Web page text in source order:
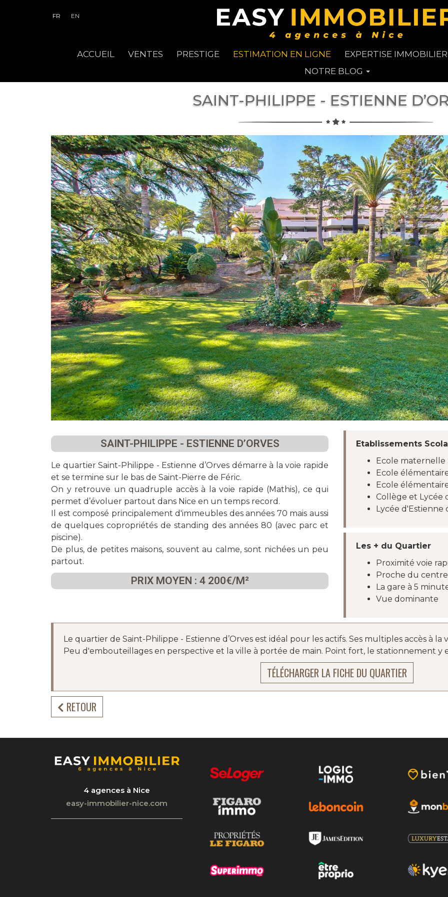
FR EN
ACCUEIL VENTES PRESTIGE ESTIMATION EN LIGNE
EXPERTISE
NOTRE BLOG
SAINT-PHILIPPE - ESTIENNE
SAINT-PHILIPPE - ESTIENNE D’ORVES
Le quartier Saint-Philippe - Estienne d’Orves démarre à la voie rapide
et se termine sur le bas de Saint-Pierre de Féric.
On y retrouve un quadruple accès à la voie rapide (Mathis), ce qui
permet d’évoluer partout dans Nice en un temps record.
Il est composé principalement d'immeubles des années 70 mais aussi
de quelques copropriétés de standing des années 80 (avec parc et
piscine).
De plus, de petites maisons, souvent au calme, sont nichées un peu
partout.
PRIX MOYEN : 4 200€/M²
Etablissements
Ecole maternelle
Ecole
Ecole
Collège et Lycée
Lycée d'Estienne
Les + du Quartier
Proximité voie
Proche du
La gare à 5
Vue dominante
Le quartier de Saint-Philippe - Estienne d’Orves est idéal pour les actifs. Ses multiples accès à
Peu d'embouteillages en perspective et la ville à portée de main. Point fort, le stationnement
TÉLÉCHARGER LA FICHE DU QUARTIER
RETOUR
4 agences à Nice
easy-immobilier-nice.com